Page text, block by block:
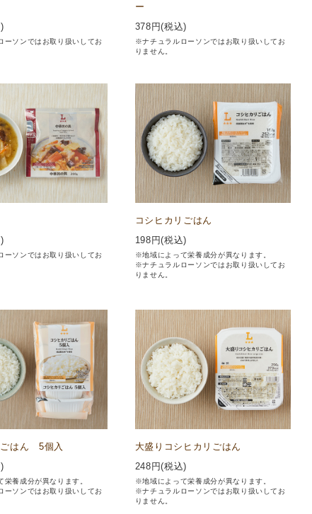
ーソンではお取り扱いしてお
ー
378 円(税込)
※ナチュラルローソンではお取り扱いしてお
りません。
ーソンではお取り扱いしてお
コシヒカリごはん
198 円(税込)
※地域によって栄養成分が異なります。
※ナチュラルローソンではお取り扱いしてお
りません。
ごはん 5個入
養成分が異なります。
ーソンではお取り扱いしてお
大盛りコシヒカリごはん
248 円(税込)
※地域によって栄養成分が異なります。
※ナチュラルローソンではお取り扱いしてお
りません。